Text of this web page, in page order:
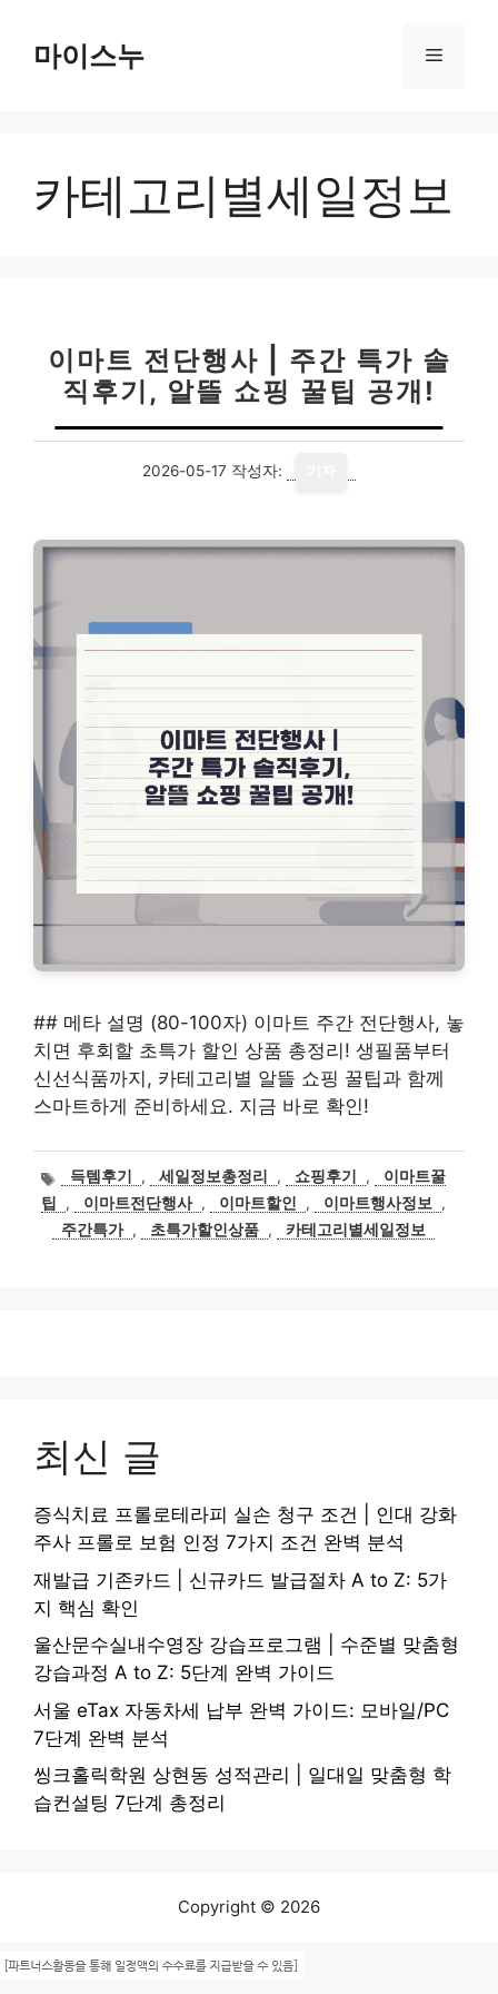
마이스누 메
카테고리별세일정보
이마트 전단행사 | 주간 특가 솔
직후기, 알뜰 쇼핑 꿀팁 공개!
2026-05-17 작성자:
## 메타 설명 (80-100자) 이마트 주간 전단행사, 놓
치면 후회할 초특가 할인 상품 총정리! 생필품부터
신선식품까지, 카테고리별 알뜰 쇼핑 꿀팁과 함께
스마트하게 준비하세요. 지금 바로 확인!
태득템후기 , 세일정보총정리 , 쇼핑후기 ,
이마트꿀
팁
, 이마트전단행사 , 이마트할인 , 이마트행사정보
,
주간특가 , 초특가할인상품 , 카테고리별세일정보
최신 글
증식치료 프롤로테라피 실손 청구 조건 | 인대 강화
주사 프롤로 보험 인정 7가지 조건 완벽 분석
재발급 기존카드 | 신규카드 발급절차 A to Z: 5가
지 핵심 확인
울산문수실내수영장 강습프로그램 | 수준별 맞춤형
강습과정 A to Z: 5단계 완벽 가이드
서울 eTax 자동차세 납부 완벽 가이드: 모바일/PC
7단계 완벽 분석
씽크홀릭학원 상현동 성적관리 | 일대일 맞춤형 학
습컨설팅 7단계 총정리
Copyright © 2026